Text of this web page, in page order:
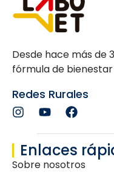
Desde hace más de
fórmula de bienestar
Redes Rurales
Enlaces
Sobre nosotros